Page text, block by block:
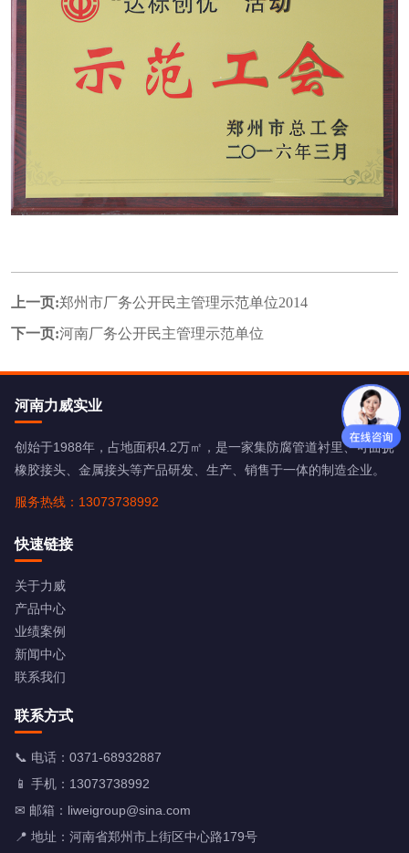
上一页:郑州市厂务公开民主管理示范单位2014
下一页:河南厂务公开民主管理示范单位
河南力威实业
创始于1988年，占地面积4.2万㎡，是一家集防腐管道衬里、可曲挠
橡胶接头、金属接头等产品研发、生产、销售于一体的制造企业。
服务热线：13073738992
快速链接
关于力威
产品中心
业绩案例
新闻中心
联系我们
联系方式
📞 电话： 0371-68932887
📱 手机： 13073738992
✉ 邮箱： liweigroup@sina.com
📍 地址：河南省郑州市上街区中心路179号